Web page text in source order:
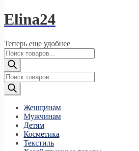
Elina24
Теперь еще удобнее
Поиск
товаров
Поиск
товаров
Женщинам
Мужчинам
Детям
Косметика
Текстиль